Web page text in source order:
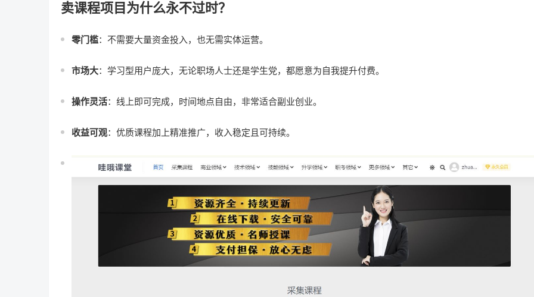
卖课程项目为什么永不过时？
零门槛：不需要大量资金投入，也无需实体运营。
市场大：学习型用户庞大，无论职场人士还是学生党，都愿意为自我提升付费。
操作灵活：线上即可完成，时间地点自由，非常适合副业创业。
收益可观：优质课程加上精准推广，收入稳定且可持续。